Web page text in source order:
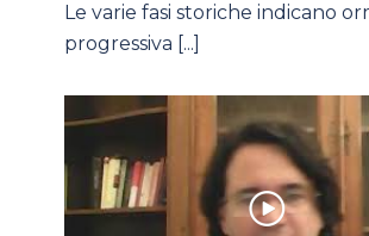
Le varie fasi storiche indicano
progressiva [...]